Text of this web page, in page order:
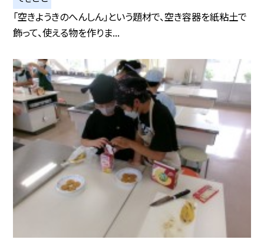
「空きようきのへんしん」という題材で、空き容器を紙粘土で
飾って、使える物を作りま...